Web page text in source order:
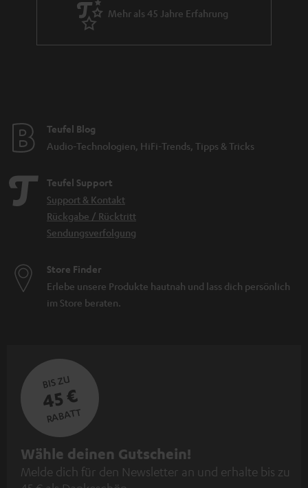
Mehr als 45 Jahre Erfahrung
Teufel Blog
Audio-Technologien, HiFi-Trends, Tipps & Tricks
Teufel Support
Support & Kontakt
Rückgabe / Rücktritt
Sendungsverfolgung
Store Finder
Erlebe unsere Produkte hautnah und lass dich persönlich
im Store beraten.
BIS ZU
45 €
RABATT
N
e
Wähle deinen Gutschein!
Melde dich für den Newsletter an und erhalte bis zu